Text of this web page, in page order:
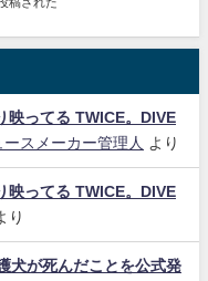
映ってる TWICE。DIVE
ースメーカー管理人 より
映ってる TWICE。DIVE
り
犬が死んだことを公式発